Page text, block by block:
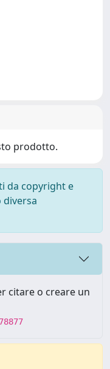
prodotto.
da copyright e
citare o creare un